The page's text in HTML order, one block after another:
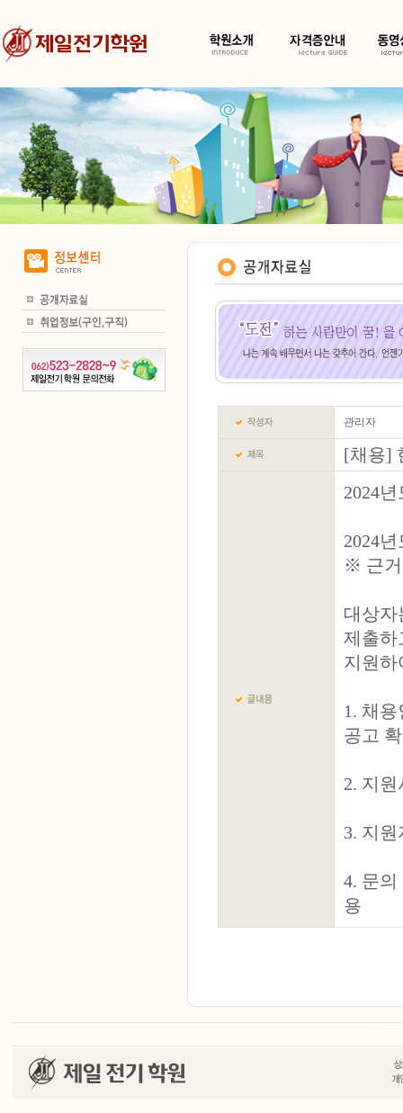
관리자
[채용]
2024
2024
※ 근거
대상자
제출하
지원하
1. 채
공고
2. 지원
3. 지
4. 문의
용